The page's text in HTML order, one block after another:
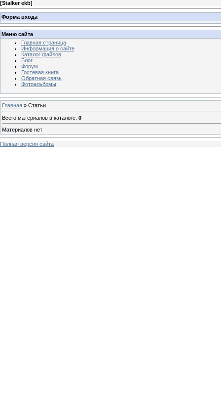
[Stalker ekb]
Форма входа
Меню сайта
Главная страница
Информация о сайте
Каталог файлов
Блог
Форум
Гостевая книга
Обратная связь
Фотоальбомы
Главная » Статьи
Всего материалов в каталоге: 0
Материалов нет
Полная версия сайта